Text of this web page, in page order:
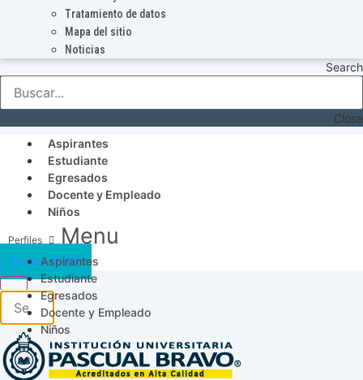
Tratamiento de datos
Mapa del sitio
Noticias
Search
Close
Aspirantes
Estudiante
Egresados
Docente y Empleado
Niños
Menu
Aspirantes
Estudiante
Egresados
Docente y Empleado
Niños
Acceso SICAU